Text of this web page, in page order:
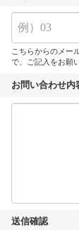
こちらからのメー
で、ご記入をお願
お問い合わせ内
送信確認